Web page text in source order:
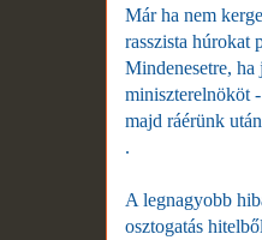
Már ha nem
rasszista húrokat
Mindenesetre,
miniszterelnököt
majd ráérünk
.
A legnagyobb
osztogatás